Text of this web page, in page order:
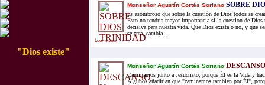
"Dios existe"
Monseñor Agustín Cortés Soriano SOBRE
Es asombroso que sobre la cuestión de Dios todos se
Esto no tendría mayor importancia si la cuestión de Dios
decisiva para nuestra vida. Que Dios exista o no, y que
se crea, cambia...
Leer mas...
Monseñor Agustín Cortés Soriano
Caminamos junto a Jesucristo, porque Él es la Vida y
Algunos añadirían que "caminamos también por Él",